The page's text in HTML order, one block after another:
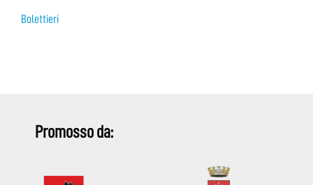
Bolettieri
Promosso da: